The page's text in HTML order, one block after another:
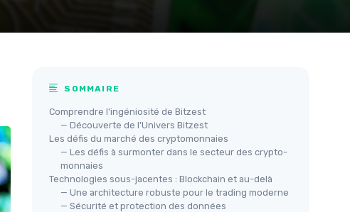
SOMMAIRE
Comprendre l'ingéniosité de Bitzest
— Découverte de l'Univers Bitzest
Les défis du marché des cryptomonnaies
— Les défis à surmonter dans le secteur des crypto-
monnaies
Technologies sous-jacentes : Blockchain et au-delà
— Une architecture robuste pour le trading moderne
— Sécurité et protection des données